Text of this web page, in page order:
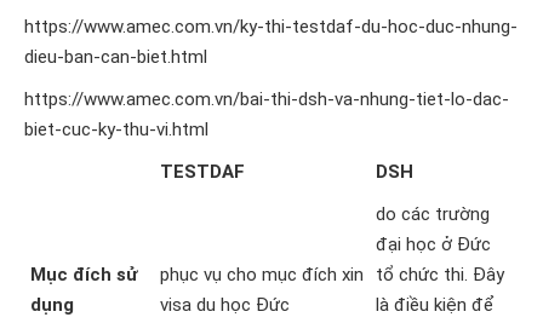
https://www.amec.com.vn/ky-thi-testdaf-du-hoc-duc-nhung-
dieu-ban-can-biet.html
https://www.amec.com.vn/bai-thi-dsh-va-nhung-tiet-lo-dac-
biet-cuc-ky-thu-vi.html
TESTDAF
DSH
Mục đích sử
dụng
phục vụ cho mục đích xin
visa du học Đức
do các trường
đại học ở Đức
tổ chức thi. Đây
là điều kiện để